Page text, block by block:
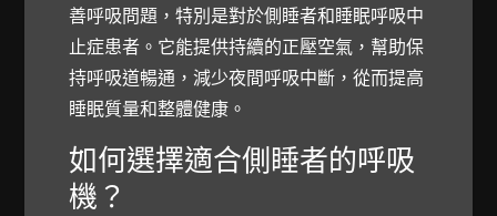
善呼吸問題，特別是對於側睡者和睡眠呼吸中
止症患者。它能提供持續的正壓空氣，幫助保
持呼吸道暢通，減少夜間呼吸中斷，從而提高
睡眠質量和整體健康。
如何選擇適合側睡者的呼吸
機？